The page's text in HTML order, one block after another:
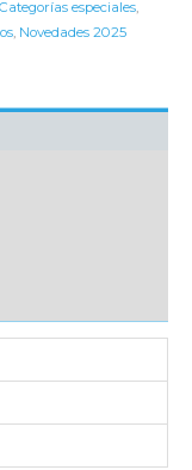
Categorías especiales,
, Novedades 2025